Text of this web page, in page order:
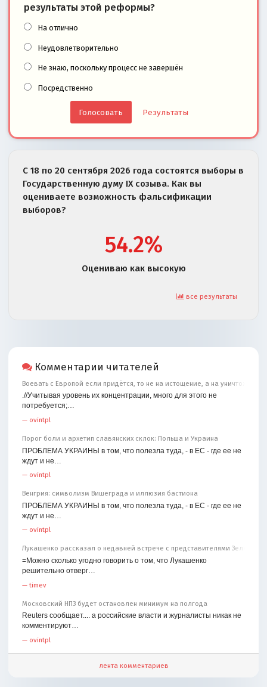
результаты этой реформы?
На отлично
Неудовлетворительно
Не знаю, поскольку процесс не завершён
Посредственно
Результаты
С 18 по 20 сентября 2026 года состоятся выборы в
Государственную думу IX созыва. Как вы
оцениваете возможность фальсификации
выборов?
54.2%
Оцениваю как высокую
все результаты
Комментарии читателей
Воевать с Европой если придётся, то не на истощение, а на уничтожение
.//Учитывая уровень их концентрации, много для этого не
потребуется;…
— ovintpl
Порог боли и архетип славянских склок: Польша и Украина
ПРОБЛЕМА УКРАИНЫ в том, что полезла туда, - в ЕС - где ее не
ждут и не…
— ovintpl
Венгрия: символизм Вишеграда и иллюзия бастиона
ПРОБЛЕМА УКРАИНЫ в том, что полезла туда, - в ЕС - где ее не
ждут и не…
— ovintpl
Лукашенко рассказал о недавней встрече с представителями
=Можно сколько угодно говорить о том, что Лукашенко
решительно отверг…
—timev
Московский НПЗ будет остановлен минимум на полгода
Reuters сообщает.... а российские власти и журналисты никак не
комментируют…
— ovintpl
лента комментариев